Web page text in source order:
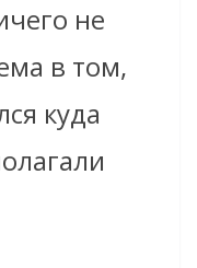
не
в том,
куда